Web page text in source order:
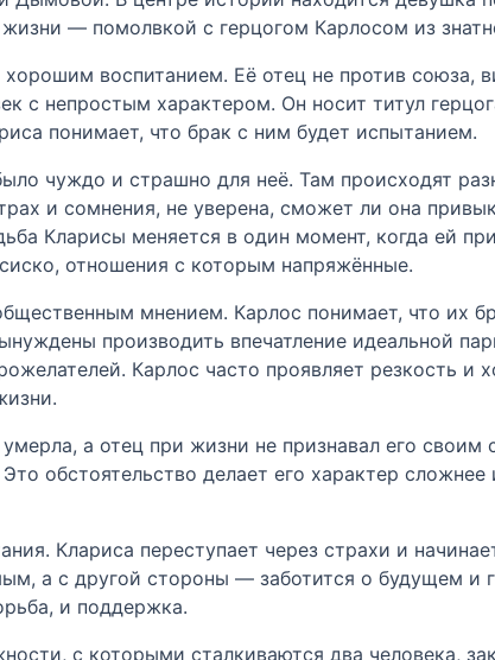
— помолвкой с герцогом Карлосом из
воспитанием. Её отец не против союза,
непростым характером. Он носит титул
понимает, что брак с ним будет испытанием.
чуждо и страшно для неё. Там происходят
и сомнения, не уверена, сможет ли она
Кларисы меняется в один момент, когда ей
отношения с которым напряжённые.
мнением. Карлос понимает, что их
производить впечатление идеальной
Карлос часто проявляет резкость и
а отец при жизни не признавал его своим
обстоятельство делает его характер
Клариса переступает через страхи и
а с другой стороны — заботится о будущем и
и поддержка.
с которыми сталкиваются два человека,